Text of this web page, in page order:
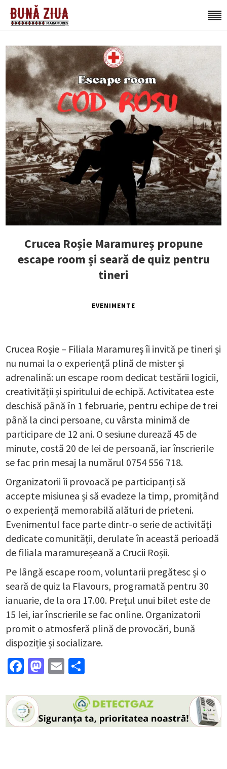
Crucea Roșie Maramureș propune
escape room și seară de quiz pentru
tineri
EVENIMENTE
Crucea Roșie – Filiala Maramureș îi invită pe tineri și
nu numai la o experiență plină de mister și
adrenalină: un escape room dedicat testării logicii,
creativității și spiritului de echipă. Activitatea este
deschisă până în 1 februarie, pentru echipe de trei
până la cinci persoane, cu vârsta minimă de
participare de 12 ani. O sesiune durează 45 de
minute, costă 20 de lei de persoană, iar înscrierile
se fac prin mesaj la numărul 0754 556 718.
Organizatorii îi provoacă pe participanți să
accepte misiunea și să evadeze la timp, promițând
o experiență memorabilă alături de prieteni.
Evenimentul face parte dintr-o serie de activități
dedicate comunității, derulate în această perioadă
de filiala maramureșeană a Crucii Roșii.
Pe lângă escape room, voluntarii pregătesc și o
seară de quiz la Flavours, programată pentru 30
ianuarie, de la ora 17.00. Prețul unui bilet este de
15 lei, iar înscrierile se fac online. Organizatorii
promit o atmosferă plină de provocări, bună
dispoziție și socializare.
Facebook
Mastodon
Email